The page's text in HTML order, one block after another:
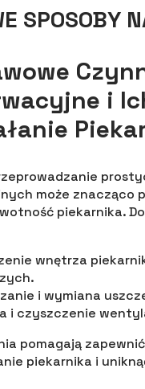
SPOSOBY
i
może znacząco
piekarnika.
wnętrza
i wymiana
i czyszczenie
pomagają
piekarnika i